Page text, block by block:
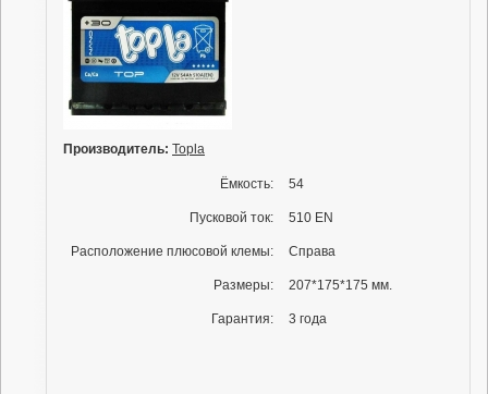
Производитель: Topla
Ёмкость: 54
Пусковой ток: 510 EN
Расположение плюсовой клемы: Справа
Размеры: 207*175*175 мм.
Гарантия: 3 года